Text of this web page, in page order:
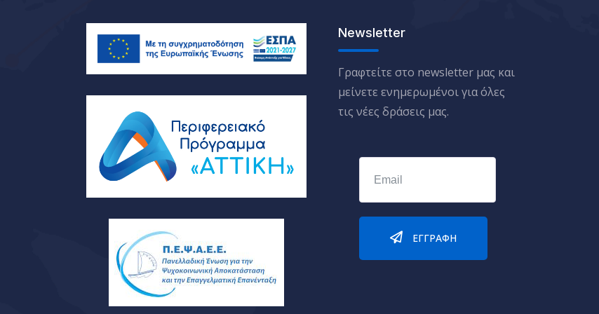
Newsletter
Γραφτείτε στο newsletter μας και
μείνετε ενημερωμένοι για όλες
τις νέες δράσεις μας.
ΕΓΓΡΑΦΉ